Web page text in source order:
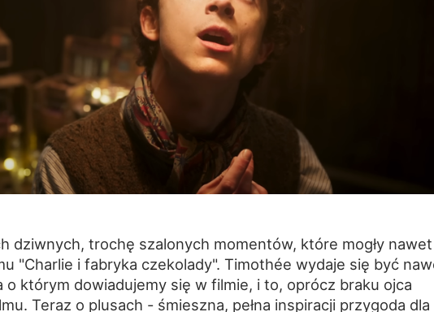
dziwnych, trochę szalonych momentów, które mogły nawet
"Charlie i fabryka czekolady". Timothée wydaje się być
o którym dowiadujemy się w filmie, i to, oprócz braku ojca
Teraz o plusach - śmieszna, pełna inspiracji przygoda dla